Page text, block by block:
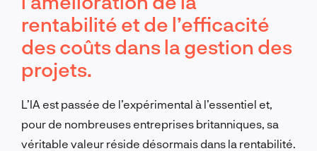
rentabilité et de l’efficacité
des coûts dans la gestion des
projets.
L’IA est passée de l’expérimental à l’essentiel et,
pour de nombreuses entreprises britanniques, sa
véritable valeur réside désormais dans la rentabilité.